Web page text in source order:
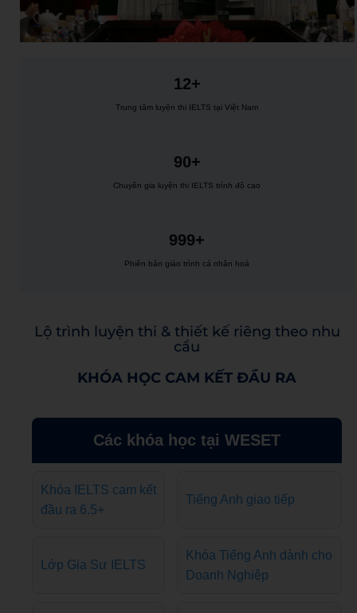
12+
Trung tâm luyện thi IELTS tại Việt Nam
90+
Chuyên gia luyện thi IELTS trình độ cao
999+
Phiên bản giáo trình cá nhân hoá
Lộ trình luyện thi & thiết kế riêng theo nhu
cầu
KHÓA HỌC CAM KẾT ĐẦU RA
Các khóa học tại WESET
Khóa IELTS cam kết
đầu ra 6.5+
Tiếng Anh giao tiếp
Lớp Gia Sư IELTS
Khóa Tiếng Anh dành cho
Doanh Nghiệp